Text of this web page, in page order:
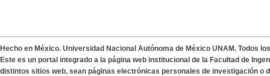
Hecho en México. Universidad Nacional Autónoma de México UNAM. Todos
Este es un portal integrado a la página web institucional de la Facultad de
distintos sitios web, sean páginas electrónicas personales de investigación o